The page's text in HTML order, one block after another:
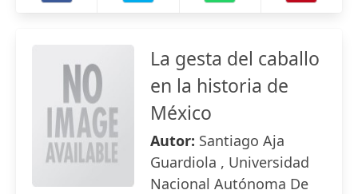
La gesta del caballo
en la historia de
México
Autor: Santiago Aja
Guardiola , Universidad
Nacional Autónoma De